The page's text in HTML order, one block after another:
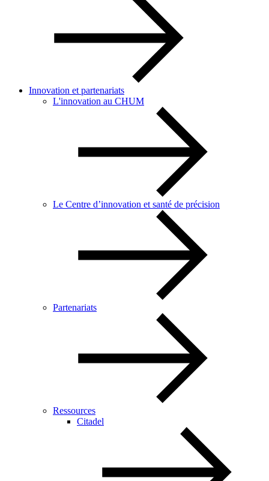
Innovation et partenariats
L'innovation au CHUM
Le Centre d’innovation et santé de précision
Partenariats
Ressources
Citadel